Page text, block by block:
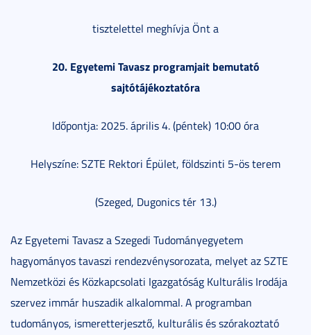
tisztelettel meghívja Önt a
20. Egyetemi Tavasz programjait bemutató
sajtótájékoztatóra
Időpontja: 2025. április 4. (péntek) 10:00 óra
Helyszíne: SZTE Rektori Épület, földszinti 5-ös terem
(Szeged, Dugonics tér 13.)
Az Egyetemi Tavasz a Szegedi Tudományegyetem
hagyományos tavaszi rendezvénysorozata, melyet az SZTE
Nemzetközi és Közkapcsolati Igazgatóság Kulturális Irodája
szervez immár huszadik alkalommal. A programban
tudományos, ismeretterjesztő, kulturális és szórakoztató